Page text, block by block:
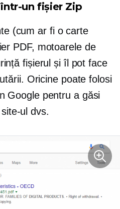
un fișier Zip
(cum ar fi o carte
PDF, motoarele de
fișierul și îl pot face
Oricine poate folosi
Google pentru a găsi
ul dvs.